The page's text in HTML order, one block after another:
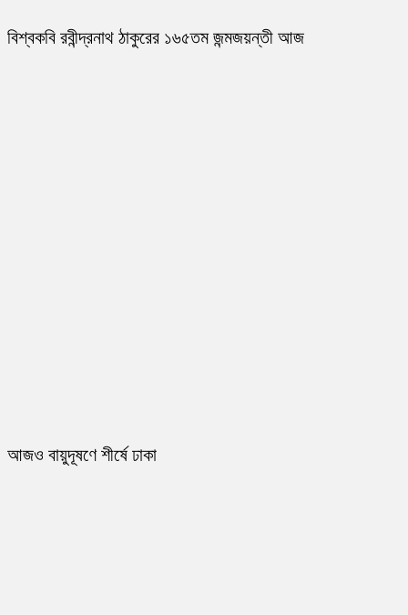
বিশ্বকবি রবীন্দ্রনাথ ঠাকুরের ১৬৫তম জন্মজয়ন্তী আজ
আজও বায়ুদূষণে শীর্ষে ঢাকা